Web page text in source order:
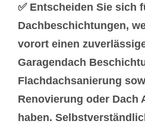
✅ Entscheiden Sie sich
Dachbeschichtungen,
vorort einen
Garagendach
Flachdachsanierung
Renovierung oder Dach
haben.